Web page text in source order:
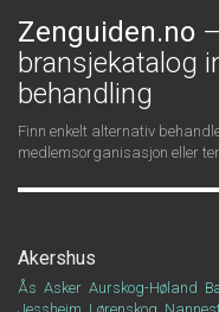
Zenguiden.no
bransjekatalog
behandling
Finn enkelt alternativ
medlemsorganisasjon eller
Akershus
Ås Asker Aurskog-Høland